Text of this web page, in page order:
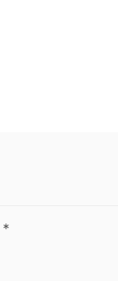
*